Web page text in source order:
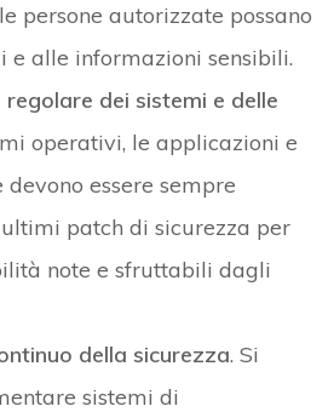
persone autorizzate possano
e alle informazioni sensibili.
dei sistemi e delle
operativi, le applicazioni e
essere sempre
patch di sicurezza per
note e sfruttabili dagli
della sicurezza. Si
sistemi di